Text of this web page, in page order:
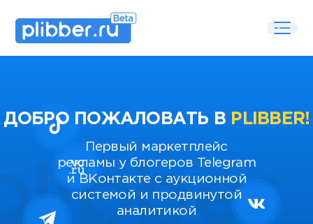
ДОБРО ПОЖАЛОВАТЬ В PLIBBER!
Первый маркетплейс
рекламы у блогеров Telegram
и ВКонтакте с аукционной
системой и продвинутой
аналитикой